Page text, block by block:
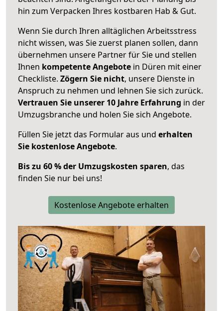
hin zum Verpacken Ihres kostbaren Hab & Gut.
Wenn Sie durch Ihren alltäglichen Arbeitsstress
nicht wissen, was Sie zuerst planen sollen, dann
übernehmen unsere Partner für Sie und stellen
Ihnen kompetente Angebote in Düren mit einer
Checkliste. Zögern Sie nicht, unsere Dienste in
Anspruch zu nehmen und lehnen Sie sich zurück.
Vertrauen Sie unserer 10 Jahre Erfahrung in der
Umzugsbranche und holen Sie sich Angebote.
Füllen Sie jetzt das Formular aus und erhalten
Sie kostenlose Angebote.
Bis zu 60 % der Umzugskosten sparen, das
finden Sie nur bei uns!
Kostenlose Angebote erhalten